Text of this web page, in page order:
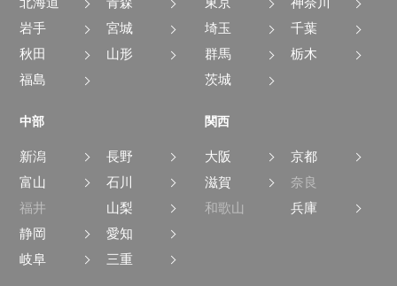
岩手
宮城
秋田
山形
福島
埼玉
千葉
群馬
栃木
茨城
中部
新潟
長野
富山
石川
福井
山梨
静岡
愛知
岐阜
三重
関西
大阪
京都
滋賀
奈良
和歌山
兵庫